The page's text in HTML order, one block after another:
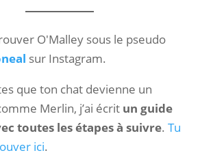
O'Malley sous le pseudo
sur Instagram.
que ton chat devienne un
Merlin, j’ai écrit un guide
toutes les étapes à suivre. Tu
ici.